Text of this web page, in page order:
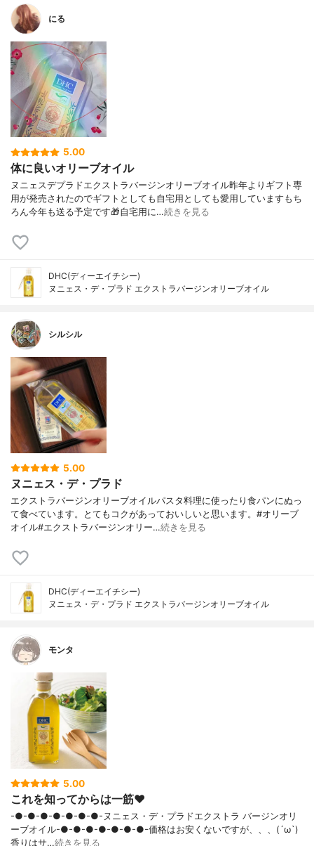
にる
5.00
体に良いオリーブオイル
ヌニェスデプラドエクストラバージンオリーブオイル昨年よりギフト専
用が発売されたのでギフトとしても自宅用としても愛用していますもち
ろん今年も送る予定です🎁自宅用に…続きを見る
DHC(ディーエイチシー)
ヌニェス・デ・プラド エクストラバージンオリーブオイル
シルシル
5.00
ヌニェス・デ・プラド
エクストラバージンオリーブオイルパスタ料理に使ったり食パンにぬっ
て食べています。とてもコクがあっておいしいと思います。#オリーブ
オイル#エクストラバージンオリー…続きを見る
DHC(ディーエイチシー)
ヌニェス・デ・プラド エクストラバージンオリーブオイル
モンタ
5.00
これを知ってからは一筋❤️
-●-●-●-●-●-●-●-ヌニェス・デ・プラドエクストラ バージンオリ
ーブオイル-●-●-●-●-●-●-●-価格はお安くないですが、、、(´ω`)
香りはサ…続きを見る